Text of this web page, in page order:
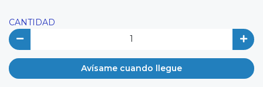
CANTIDAD
Avísame cuando llegue